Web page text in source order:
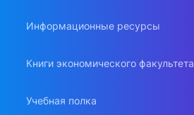
Информационные ресурсы
Книги экономического факультета
Учебная полка